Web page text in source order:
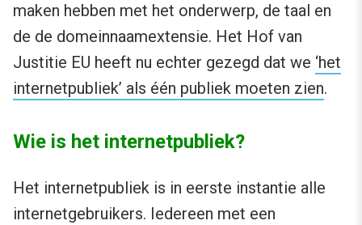
maken hebben met het onderwerp, de taal en
de de domeinnaamextensie. Het Hof van
Justitie EU heeft nu echter gezegd dat we ‘het
internetpubliek’ als één publiek moeten zien.
Wie is het internetpubliek?
Het internetpubliek is in eerste instantie alle
internetgebruikers. Iedereen met een